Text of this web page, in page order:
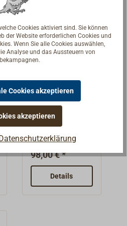
Montagefuß
lässt sich die
Pumpe zwischen
montieren.Ausla
uflänge 125mm.
Schlauchanschlu
ss 13
mm.Maximale
Fördermenge 8
l/min.Für Süß-
und Salzwasser
geeignet.
Passender
FYNSPRAY
Pantrypumpe
ULTRA
Funktionale
Kolbenpumpe
Kunststoff.Der
schwenkbare
Auslauf sowie
98,00 € *
Details
Cookies aktiviert sind. Sie können
der Website erforderlichen Cookies und
Wenn Sie alle Cookies auswählen,
Analyse und das Aussteuern von
Cookies akzeptieren
akzeptieren